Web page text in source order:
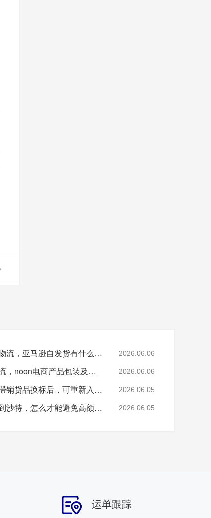
安时达沙特物流专线，中东物流，亚马逊自发货有什么清关要求？ 2026.06.06
安时达中东海外仓，中东物流，noon电商产品包装及送仓有哪些注意事项？ 2026.06.06
安时达迪拜海外仓，迪拜仓滞销货品换标后，可重新入驻 Noon 仓储吗？ 2026.06.05
安时达物流沙特专线，中国到沙特，怎么才能避免高额滞港费？ 2026.06.05
运单跟踪